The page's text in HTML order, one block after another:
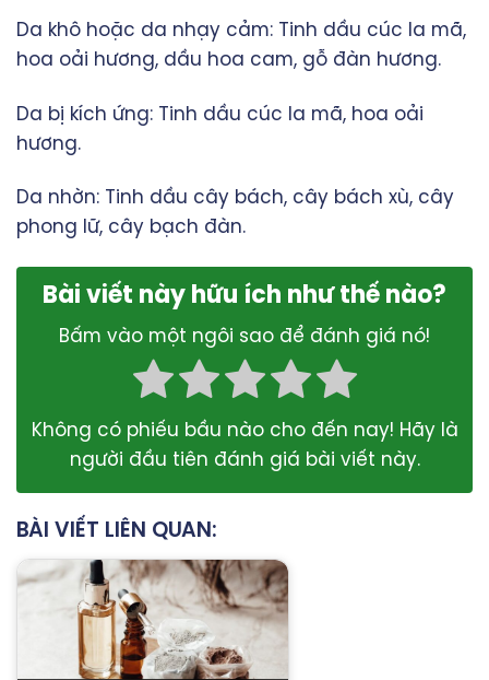
Da khô hoặc da nhạy cảm: Tinh dầu cúc la mã,
hoa oải hương, dầu hoa cam, gỗ đàn hương.
Da bị kích ứng: Tinh dầu cúc la mã, hoa oải
hương.
Da nhờn: Tinh dầu cây bách, cây bách xù, cây
phong lữ, cây bạch đàn.
Bài viết này hữu ích như thế nào?
Bấm vào một ngôi sao để đánh giá nó!
Không có phiếu bầu nào cho đến nay! Hãy là
người đầu tiên đánh giá bài viết này.
BÀI VIẾT LIÊN QUAN: